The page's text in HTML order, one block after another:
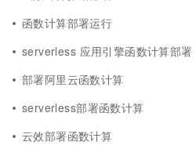
函数计算部署运行
serverless 应用引擎函数计算部署
部署阿里云函数计算
serverless部署函数计算
云效部署函数计算